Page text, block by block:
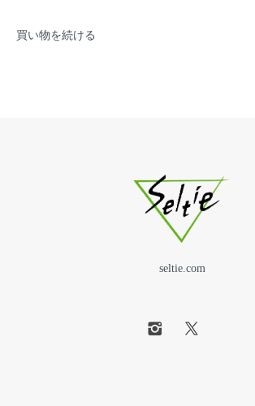
買い物を続ける
seltie.com